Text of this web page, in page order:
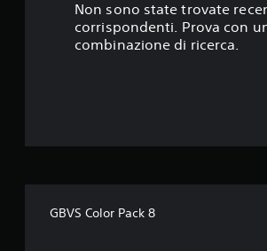
Non sono state trovate
corrispondenti. Prova con
combinazione di ricerca.
GBVS Color Pack 8